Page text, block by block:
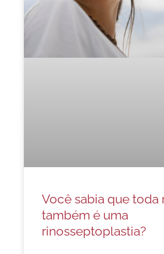
Você sabia que toda
também é uma
rinosseptoplastia?